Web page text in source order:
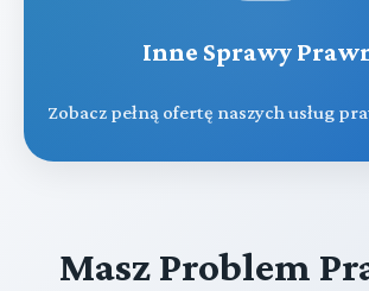
Inne Sprawy
Zobacz pełną ofertę naszych usług
Masz Problem